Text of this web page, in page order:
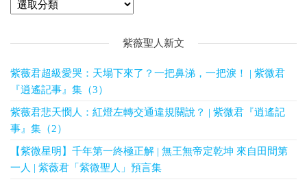
紫薇聖人新文
紫薇君超級愛哭：天塌下來了？一把鼻涕，一把淚！ | 紫微君
『逍遙記事』集（3）
紫薇君悲天憫人：紅燈左轉交通違規關說？ | 紫微君『逍遙記
事』集（2）
【紫微星明】千年第一終極正解 | 無王無帝定乾坤 來自田間第
一人 | 紫薇君「紫微聖人」預言集